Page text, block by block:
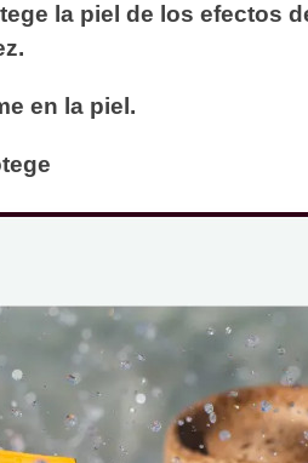
la piel de los efectos
en la piel.